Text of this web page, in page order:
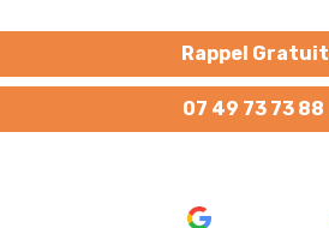
Rappel Gratuit
07 49 73 73 88